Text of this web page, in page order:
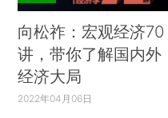
向松祚：宏观经济70
讲，带你了解国内外
经济大局
2022年04月06日